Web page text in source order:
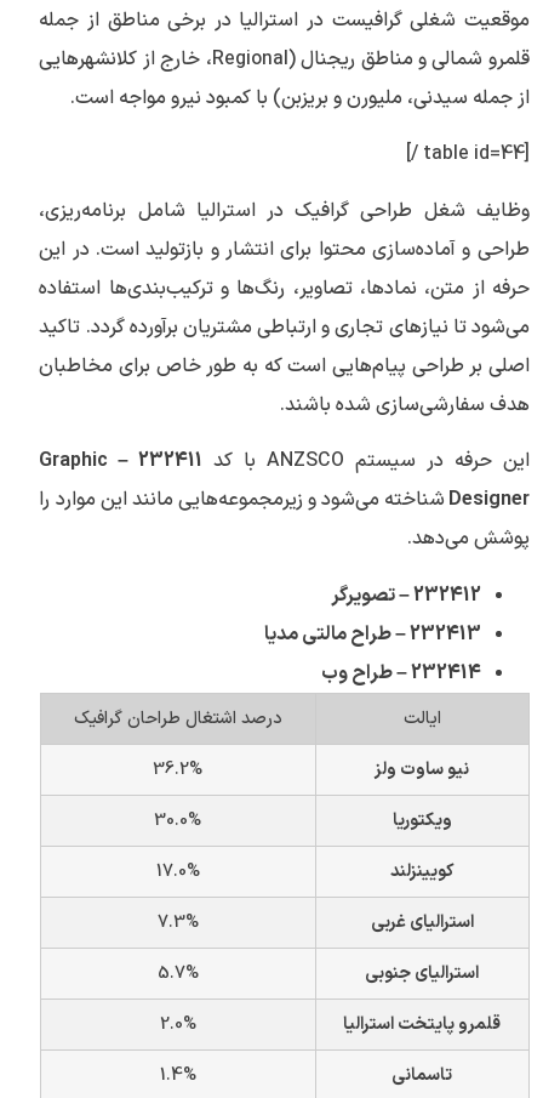
موقعیت شغلی گرافیست در استرالیا در برخی مناطق از جمله
قلمرو شمالی و مناطق ریجنال (Regional، خارج از کلانشهرهایی
از جمله سیدنی، ملیورن و بریزبن) با کمبود نیرو مواجه است.
[table id=44 /]
وظایف شغل طراحی گرافیک در استرالیا شامل برنامه‌ریزی،
طراحی و آماده‌سازی محتوا برای انتشار و بازتولید است. در این
حرفه از متن، نمادها، تصاویر، رنگ‌ها و ترکیب‌بندی‌ها استفاده
می‌شود تا نیازهای تجاری و ارتباطی مشتریان برآورده گردد. تاکید
اصلی بر طراحی پیام‌هایی است که به طور خاص برای مخاطبان
هدف سفارشی‌سازی شده باشند.
این حرفه در سیستم ANZSCO با کد
232411 – Graphic
Designer شناخته می‌شود و زیرمجموعه‌هایی مانند این موارد را
پوشش می‌دهد.
232412 – تصویرگر
232413 – طراح مالتی مدیا
232414 – طراح وب
ایالت
درصد اشتغال طراحان گرافیک
نیو ساوت ولز
36.2%
ویکتوریا
30.0%
کویینزلند
17.0%
استرالیای غربی
7.3%
استرالیای جنوبی
5.7%
قلمرو پایتخت استرالیا
2.0%
تاسمانی
1.4%